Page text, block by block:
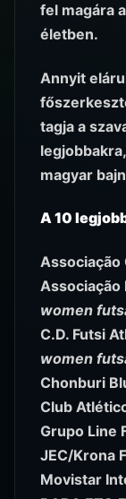
fel magára
életben.
Annyit
tagja a
magyar
A 10
Associação
Associação
women
C.D. Futsi
women
Chonburi
Club
Grupo Line
JEC/Krona
Movistar